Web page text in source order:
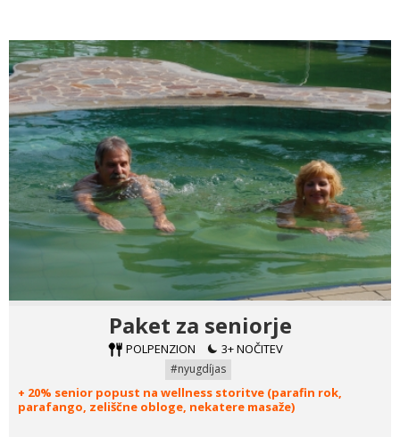
Paket za seniorje
POLPENZION 3+ NOČITEV
#nyugdíjas
+ 20% senior popust na wellness storitve (parafin rok,
parafango, zeliščne obloge, nekatere masaže)